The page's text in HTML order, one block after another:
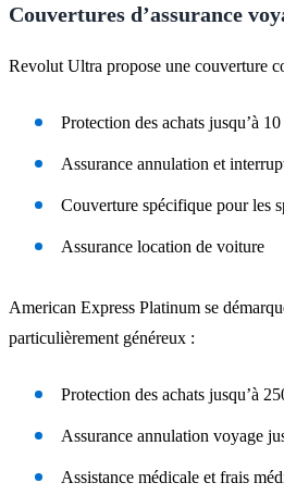
Couvertures d’assurance
Revolut Ultra propose une couverture
Protection des achats jusqu’à
Assurance annulation et
Couverture spécifique pour les
Assurance location de voiture
American Express Platinum se
particulièrement généreux :
Protection des achats jusqu’à
Assurance annulation voyage
Assistance médicale et frais